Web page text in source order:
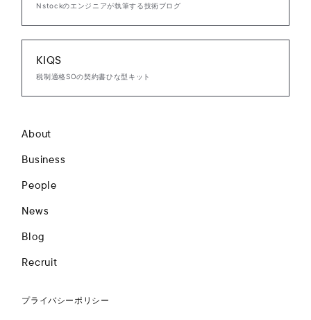
About
Business
People
News
Blog
Recruit
プライバシーポリシー
Nstockのエンジニアが執筆する技術ブログ
KIQS
税制適格SOの契約書ひな型キット